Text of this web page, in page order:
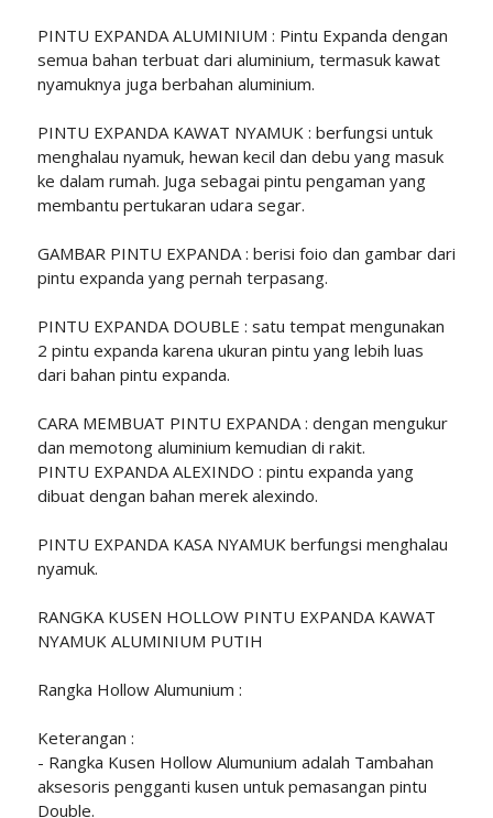
PINTU EXPANDA ALUMINIUM : Pintu Expanda dengan
semua bahan terbuat dari aluminium, termasuk kawat
nyamuknya juga berbahan aluminium.
PINTU EXPANDA KAWAT NYAMUK : berfungsi untuk
menghalau nyamuk, hewan kecil dan debu yang masuk
ke dalam rumah. Juga sebagai pintu pengaman yang
membantu pertukaran udara segar.
GAMBAR PINTU EXPANDA : berisi foio dan gambar dari
pintu expanda yang pernah terpasang.
PINTU EXPANDA DOUBLE : satu tempat mengunakan
2 pintu expanda karena ukuran pintu yang lebih luas
dari bahan pintu expanda.
CARA MEMBUAT PINTU EXPANDA : dengan mengukur
dan memotong aluminium kemudian di rakit.
PINTU EXPANDA ALEXINDO : pintu expanda yang
dibuat dengan bahan merek alexindo.
PINTU EXPANDA KASA NYAMUK berfungsi menghalau
nyamuk.
RANGKA KUSEN HOLLOW PINTU EXPANDA KAWAT
NYAMUK ALUMINIUM PUTIH
Rangka Hollow Alumunium :
Keterangan :
- Rangka Kusen Hollow Alumunium adalah Tambahan
aksesoris pengganti kusen untuk pemasangan pintu
Double.